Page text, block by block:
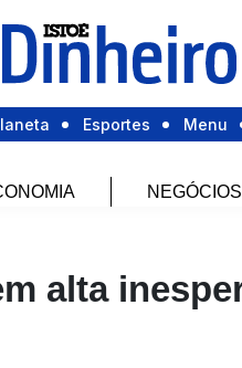
Esportes Menu
NEGÓCIOS
alta